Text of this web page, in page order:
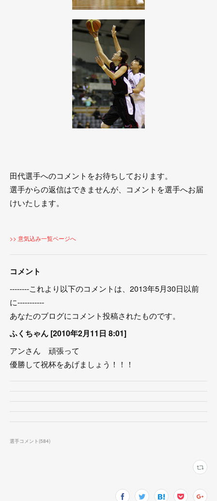
田代選手へのコメントをお待ちしております。
選手からの返信はできませんが、コメントを選手へお届
けいたします。
>> 意気込み一覧ページへ
コメント
--------これより以下のコメントは、2013年5月30日以前
に-----------
あなたのブログにコメント投稿されたものです。
ふくちゃん [2010年2月11日 8:01]
アンさん 頑張って
優勝して祝杯をあげましょう！！！
選手コメント(584)